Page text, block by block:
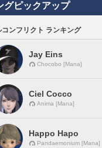
グピックアップ
コンフリクト ランキング
Jay Eins
Chocobo [Mana]
Ciel Cocco
Anima [Mana]
Happo Hapo
Pandaemonium [Mana]